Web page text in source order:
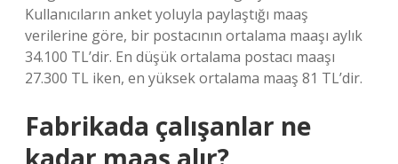
Kullanıcıların anket yoluyla paylaştığı maaş
verilerine göre, bir postacının ortalama maaşı aylık
34.100 TL’dir. En düşük ortalama postacı maaşı
27.300 TL iken, en yüksek ortalama maaş 81 TL’dir.
Fabrikada çalışanlar ne